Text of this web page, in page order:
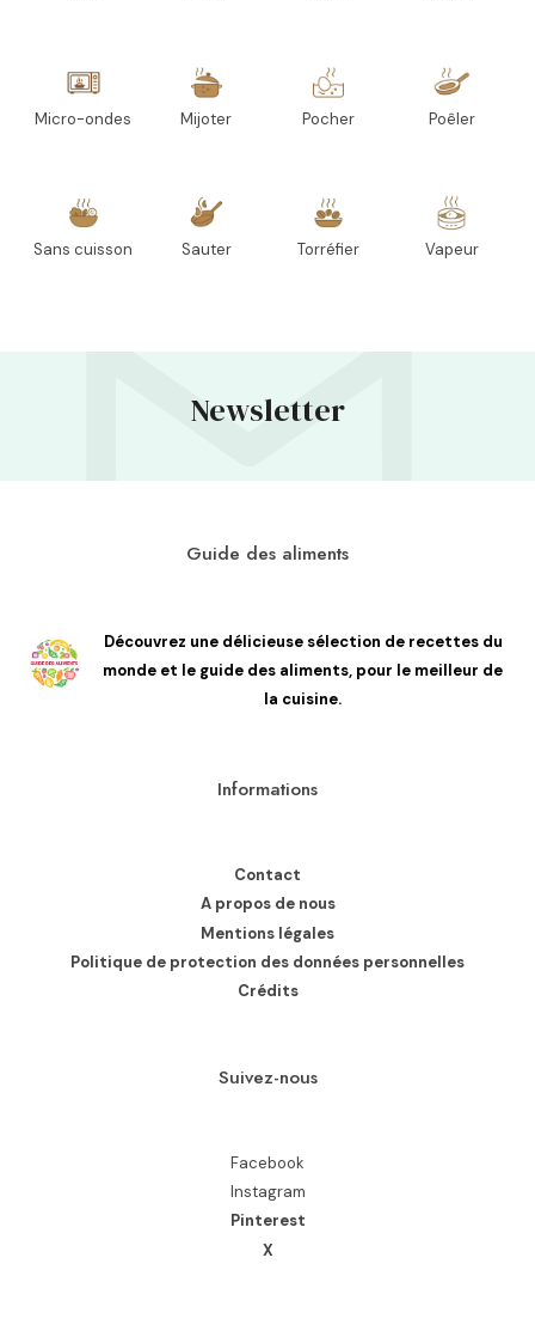
Micro-ondes Mijoter Pocher Poêler
Sans cuisson Sauter Torréfier Vapeur
Newsletter
Guide des aliments
Découvrez une délicieuse sélection de recettes du
monde et le guide des aliments, pour le meilleur de
la cuisine.
Informations
Contact
A propos de nous
Mentions légales
Politique de protection des données personnelles
Crédits
Suivez-nous
Facebook
Instagram
Pinterest
X